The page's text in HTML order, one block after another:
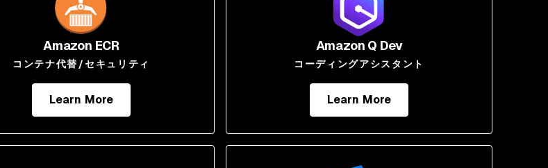
Amazon ECR
コンテナ代替/セキュリティ
Learn More
Amazon Q Dev
コーディングアシスタント
Learn More